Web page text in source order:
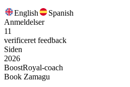
English
Spanish
Anmeldelser
11
verificeret feedback
Siden
2026
BoostRoyal-coach
Book Zamagu